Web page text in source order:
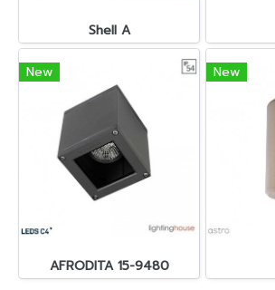
Shell A
New
AFRODITA 15-9480
New